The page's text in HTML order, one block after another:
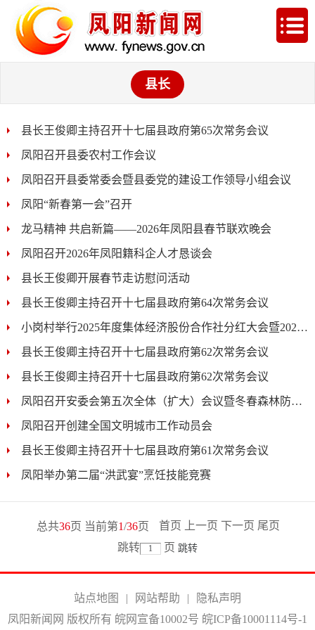
县长
县长王俊卿主持召开十七届县政府第65次常务会议
凤阳召开县委农村工作会议
凤阳召开县委常委会暨县委党的建设工作领导小组会议
凤阳“新春第一会”召开
龙马精神 共启新篇——2026年凤阳县春节联欢晚会
凤阳召开2026年凤阳籍科企人才恳谈会
县长王俊卿开展春节走访慰问活动
县长王俊卿主持召开十七届县政府第64次常务会议
小岗村举行2025年度集体经济股份合作社分红大会暨2026...
县长王俊卿主持召开十七届县政府第62次常务会议
县长王俊卿主持召开十七届县政府第62次常务会议
凤阳召开安委会第五次全体（扩大）会议暨冬春森林防灭火...
凤阳召开创建全国文明城市工作动员会
县长王俊卿主持召开十七届县政府第61次常务会议
凤阳举办第二届“洪武宴”烹饪技能竞赛
总共36页 当前第1/36页 首页 上一页 下一页 尾页
跳转
页
站点地图 | 网站帮助 |
隐私声明
凤阳新闻网 版权所有 皖网宣备10002号 皖ICP备10001114号-1